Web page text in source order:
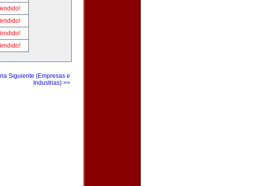
Siguiente (Empresas e
Industrias) >>